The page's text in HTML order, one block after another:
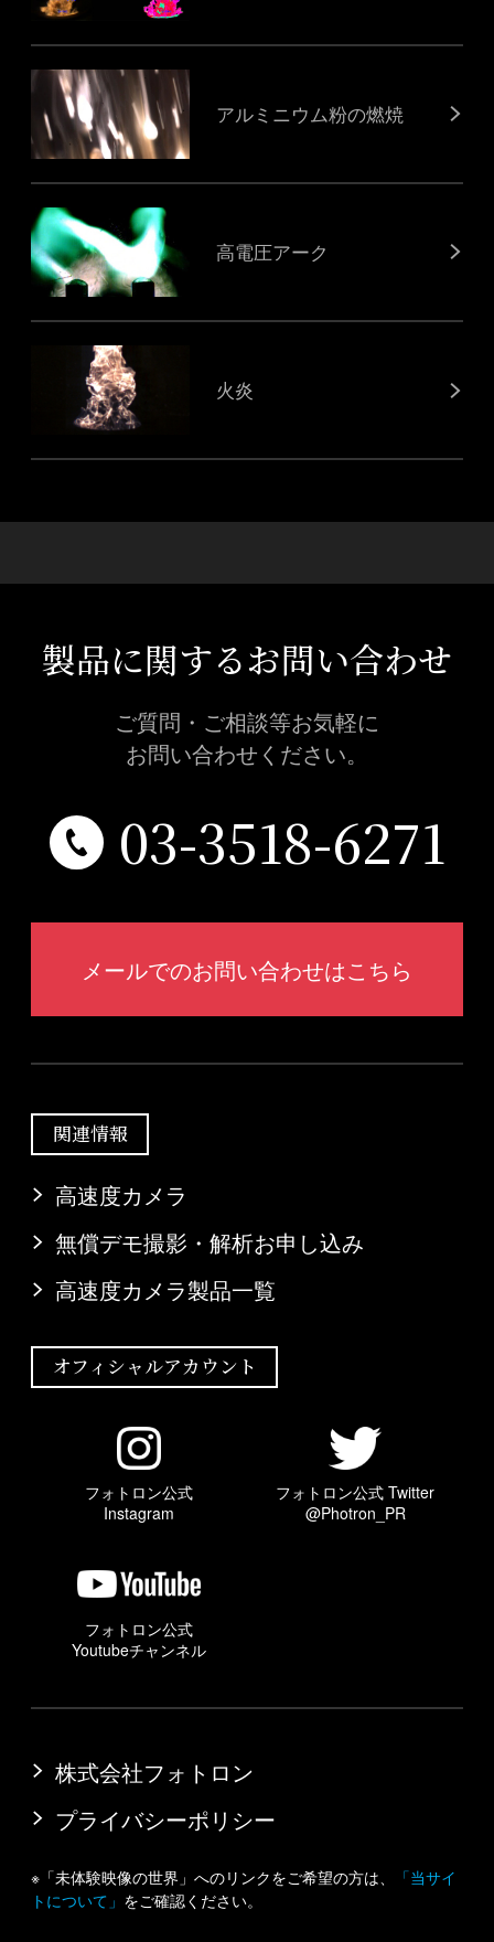
アルミニウム粉の燃焼
高電圧アーク
火炎
製品に関するお問い合わせ
ご質問・ご相談等お気軽に
お問い合わせください。
03-3518-6271
メールでのお問い合わせはこちら
関連情報
高速度カメラ
無償デモ撮影・解析お申し込み
高速度カメラ製品一覧
オフィシャルアカウント
フォトロン公式
Instagram
フォトロン公式 Twitter
@Photron_PR
フォトロン公式
Youtubeチャンネル
株式会社フォトロン
プライバシーポリシー
※「未体験映像の世界」へのリンクをご希望の方は、
「当サイ
トについて」 をご確認ください。